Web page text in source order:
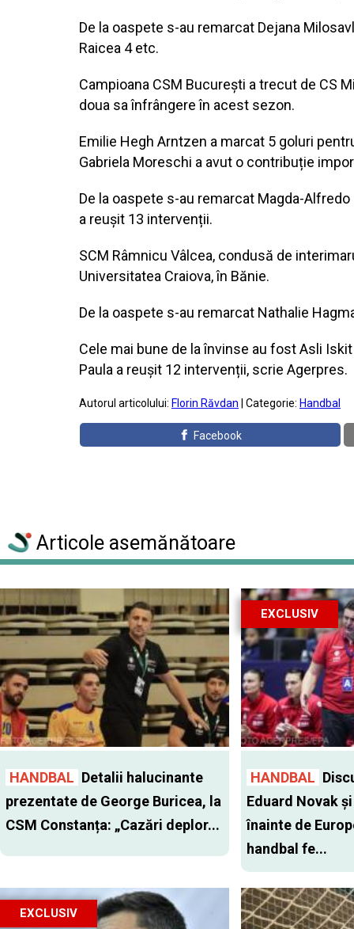
De la oaspete s-au remarcat Dejana
Raicea 4 etc.
Campioana CSM București a trecut de CS
doua sa înfrângere în acest sezon.
Emilie Hegh Arntzen a marcat 5 goluri
Gabriela Moreschi a avut o contribuție
De la oaspete s-au remarcat Magda-
a reușit 13 intervenții.
SCM Râmnicu Vâlcea, condusă de
Universitatea Craiova, în Bănie.
De la oaspete s-au remarcat Nathalie
Cele mai bune de la învinse au fost Asli
Paula a reușit 12 intervenții, scrie Agerpres.
Autorul articolului: Florin Răvdan | Categorie: Handbal
Facebook
Articole asemănătoare
HANDBAL Detalii halucinante
prezentate de George Buricea, la
CSM Constanța: „Cazări deplor...
EXCLUSIV
HANDBAL
Eduard Novak
înainte de
handbal fe...
EXCLUSIV